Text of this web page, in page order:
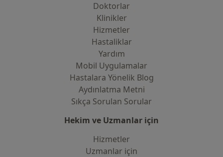
Doktorlar
Klinikler
Hizmetler
Hastaliklar
Yardım
Mobil Uygulamalar
Hastalara Yönelik Blog
Aydınlatma Metni
Sıkça Sorulan Sorular
Hekim ve Uzmanlar için
Hizmetler
Uzmanlar için